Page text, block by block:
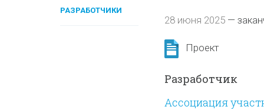
РАЗРАБОТЧИКИ
28 июня 2025—
Проект
Разработчик
Ассоциация